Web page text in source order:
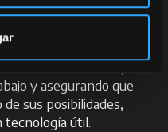
Managementes la
gestor en un
Permite
de cada tractor,
y asegurando que
sus posibilidades,
tecnología útil.